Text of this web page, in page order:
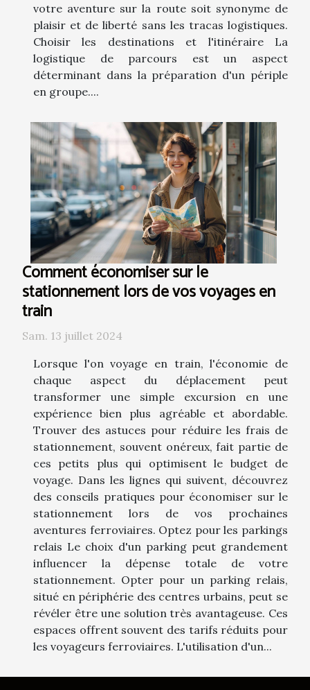
votre aventure sur la route soit synonyme de
plaisir et de liberté sans les tracas logistiques.
Choisir les destinations et l'itinéraire La
logistique de parcours est un aspect
déterminant dans la préparation d'un périple
en groupe....
Comment économiser sur le
stationnement lors de vos voyages en
train
Sam. 13 juillet 2024
Lorsque l'on voyage en train, l'économie de
chaque aspect du déplacement peut
transformer une simple excursion en une
expérience bien plus agréable et abordable.
Trouver des astuces pour réduire les frais de
stationnement, souvent onéreux, fait partie de
ces petits plus qui optimisent le budget de
voyage. Dans les lignes qui suivent, découvrez
des conseils pratiques pour économiser sur le
stationnement lors de vos prochaines
aventures ferroviaires. Optez pour les parkings
relais Le choix d'un parking peut grandement
influencer la dépense totale de votre
stationnement. Opter pour un parking relais,
situé en périphérie des centres urbains, peut se
révéler être une solution très avantageuse. Ces
espaces offrent souvent des tarifs réduits pour
les voyageurs ferroviaires. L'utilisation d'un...